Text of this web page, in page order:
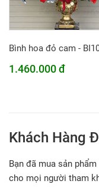
Bình hoa đỏ cam -
1.460.000 đ
Khách Hàng
Bạn đã mua sản
cho mọi người tham